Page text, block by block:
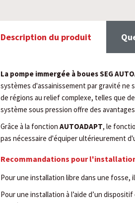
Description du produit
La pompe immergée à boues SEG
systèmes d'assainissement par gravité ne
de régions au relief complexe, telles que
système sous pression offre des
Grâce à la fonction AUTOADAPT, le
pas nécessaire d'équiper ultérieurement
Recommandations pour
Pour une installation libre dans une fosse,
Pour une installation à l’aide d’un